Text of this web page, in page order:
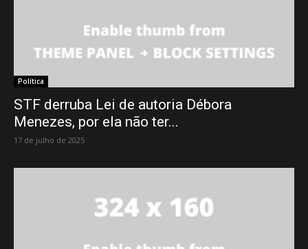
Política
STF derruba Lei de autoria Débora
Menezes, por ela não ter...
17 de julho de 2025